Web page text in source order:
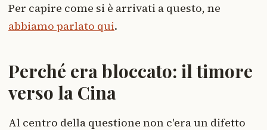
Per capire come si è arrivati a questo, ne
abbiamo parlato qui.
Perché era bloccato: il timore
verso la Cina
Al centro della questione non c'era un difetto